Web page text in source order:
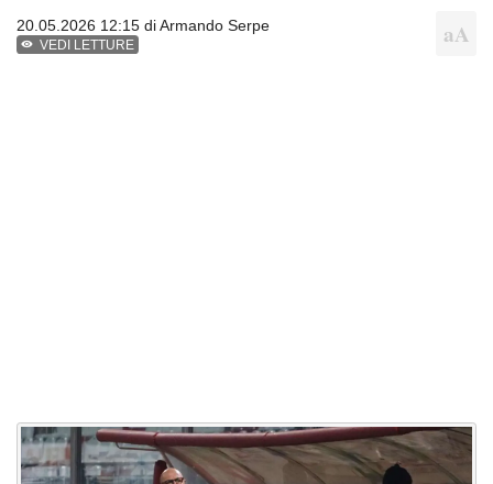
20.05.2026 12:15 diArmando Serpe
VEDI LETTURE